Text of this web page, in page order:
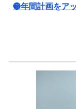
🟡年間計画をア